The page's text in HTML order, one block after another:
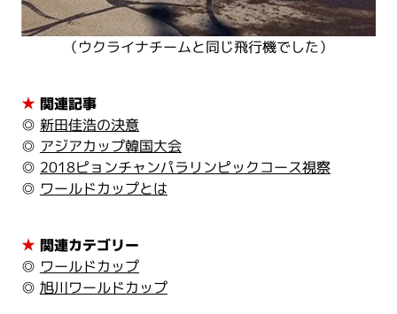
（ウクライナチームと同じ飛行機でした）
★ 関連記事
◎ 新田佳浩の決意
◎ アジアカップ韓国大会
◎ 2018ピョンチャンパラリンピックコース視察
◎ ワールドカップとは
★ 関連カテゴリー
◎ ワールドカップ
◎ 旭川ワールドカップ